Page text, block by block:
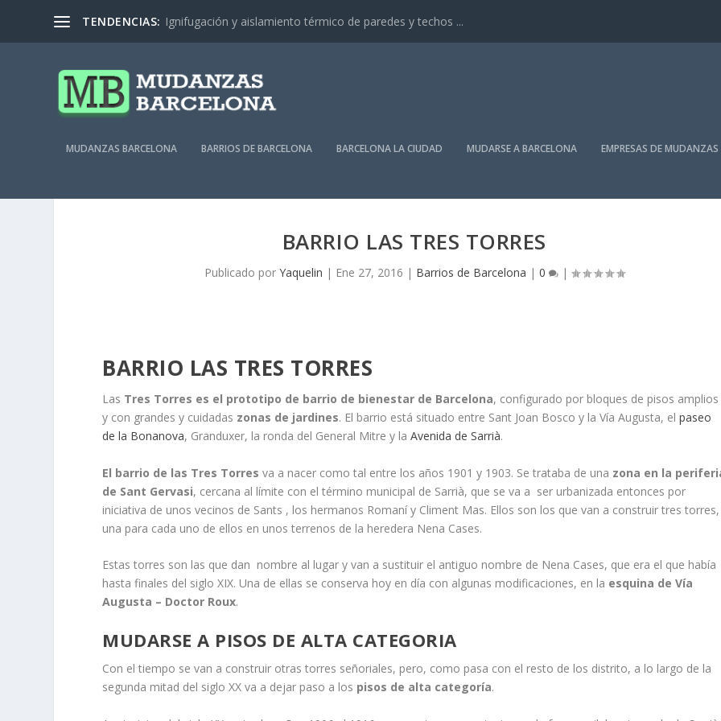
TENDENCIAS: Ignifugación y aislamiento térmico de paredes y techos ...
MUDANZAS BARCELONA BARRIOS DE BARCELONA BARCELONA LA CIUDAD MUDARSE A BARCELONA EMPRESAS DE MUDANZAS
BARRIO LAS TRES TORRES
Publicado por Yaquelin | Ene 27, 2016 | Barrios de Barcelona | 0 |
BARRIO LAS TRES TORRES
Las Tres Torres es el prototipo de barrio de bienestar de Barcelona, configurado por bloques de pisos amplios
y con grandes y cuidadas zonas de jardines. El barrio está situado entre Sant Joan Bosco y la Vía Augusta, elpaseo
de la Bonanova, Granduxer, la ronda del General Mitre y laAvenida de Sarrià.
El barrio de las Tres Torres va a nacer como tal entre los años 1901 y 1903. Se trataba de una zona en la
de Sant Gervasi, cercana al límite con el término municipal de Sarrià, que se va a ser urbanizada entonces por
iniciativa de unos vecinos de Sants , los hermanos Romaní y Climent Mas. Ellos son los que van a construir tres torres,
una para cada uno de ellos en unos terrenos de la heredera Nena Cases.
Estas torres son las que dan nombre al lugar y van a sustituir el antiguo nombre de Nena Cases, que era el que había
hasta finales del siglo XIX. Una de ellas se conserva hoy en día con algunas modificaciones, en la esquina de Vía
Augusta – Doctor Roux.
MUDARSE A PISOS DE ALTA CATEGORIA
Con el tiempo se van a construir otras torres señoriales, pero, como pasa con el resto de los distrito, a lo largo de la
segunda mitad del siglo XX va a dejar paso a los pisos de alta categoría.